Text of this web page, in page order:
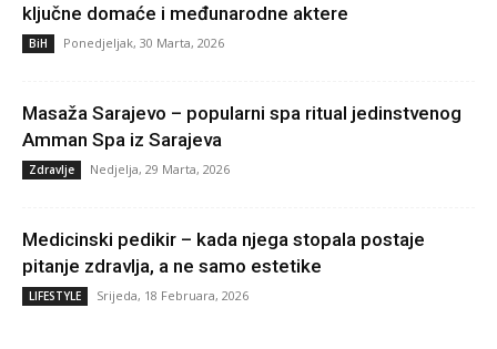
ključne domaće i međunarodne aktere
BiH Ponedjeljak, 30 Marta, 2026
Masaža Sarajevo – popularni spa ritual jedinstvenog
Amman Spa iz Sarajeva
Zdravlje Nedjelja, 29 Marta, 2026
Medicinski pedikir – kada njega stopala postaje
pitanje zdravlja, a ne samo estetike
LIFESTYLE Srijeda, 18 Februara, 2026